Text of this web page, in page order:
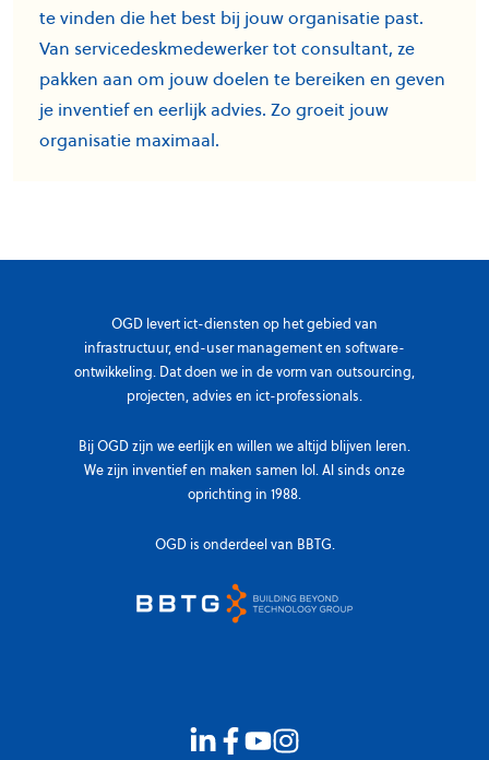
te vinden die het best bij jouw organisatie past.
Van servicedeskmedewerker tot consultant, ze
pakken aan om jouw doelen te bereiken en geven
je inventief en eerlijk advies. Zo groeit jouw
organisatie maximaal.
OGD levert ict-diensten op het gebied van
infrastructuur, end-user management en software-
ontwikkeling. Dat doen we in de vorm van outsourcing,
projecten, advies en ict-professionals.
Bij OGD zijn we eerlijk en willen we altijd blijven leren.
We zijn inventief en maken samen lol. Al sinds onze
oprichting in 1988.
OGD is onderdeel van BBTG.